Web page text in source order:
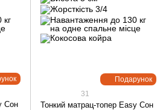
Сон
Подарунок
31
Тонкий матрац-топер Easy Сон